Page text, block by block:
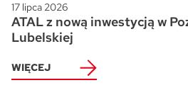
17 lipca 2026
ATAL z nową inwestycją w
Lubelskiej
WIĘCEJ